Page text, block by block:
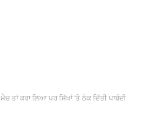
ਮੈਚ ਤਾਂ ਕਰਾ ਲਿਆ ਪਰ ਸਿੱਖਾਂ ‘ਤੇ ਠੋਕ ਦਿੱਤੀ ਪਾਬੰਦੀ